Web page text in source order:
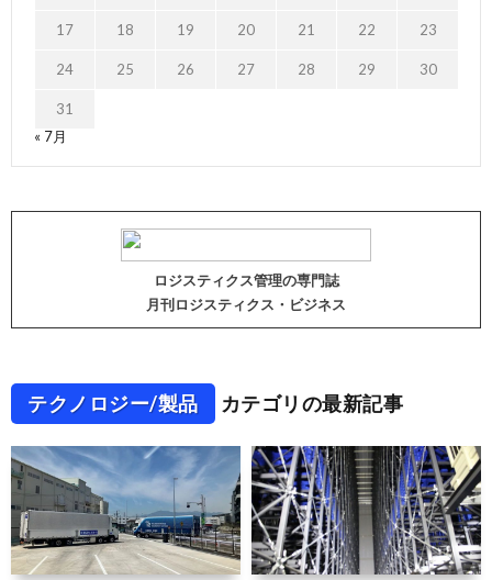
17 18 19 20 21 22 23
24 25 26 27 28 29 30
31
« 7月
ロジスティクス管理の専門誌
月刊ロジスティクス・ビジネス
テクノロジー/製品 カテゴリの最新記事